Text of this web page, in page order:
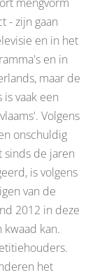
- zijn gaan
en in het
en in
maar de
vaak een
Volgens
onschuldig
sinds de jaren
is volgens
van de
2012 in deze
kan.
het